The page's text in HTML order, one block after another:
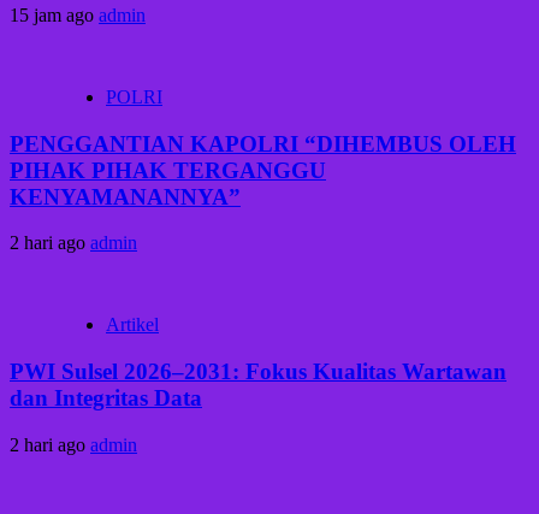
15 jam ago admin
POLRI
PENGGANTIAN KAPOLRI “DIHEMBUS OLEH
PIHAK PIHAK TERGANGGU
KENYAMANANNYA”
2 hari ago admin
Artikel
PWI Sulsel 2026–2031: Fokus Kualitas Wartawan
dan Integritas Data
2 hari ago admin